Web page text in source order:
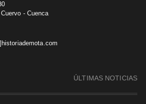
- Cuenca
ÚLTIMAS NOTICIAS